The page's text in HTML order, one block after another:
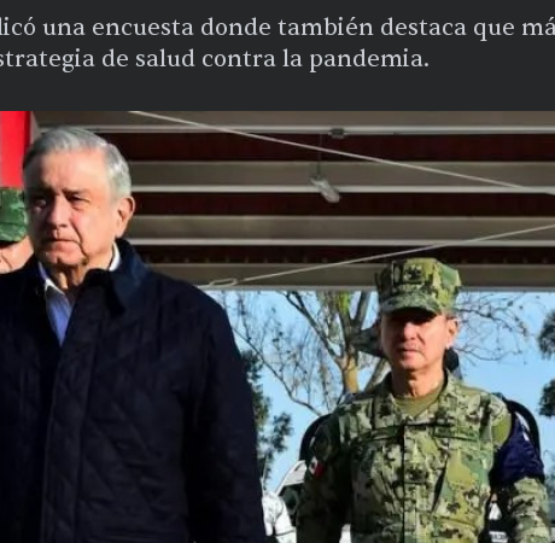
una encuesta donde también destaca que
de salud contra la pandemia.